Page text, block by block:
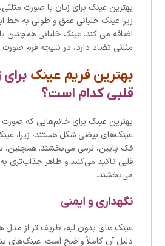
بهترین عینک برای زنان با صورت
زیرا عینک خلبانی عمق و طولی به خط
اضافه می کند. عینک خلبانی همچنین
مثلثی تضاد دارد، در نتیجه فرم
بهترین فریم عینک
قلبی کدام است؟
بهترین عینک برای خانم‌هایی که صورت
عینک‌های بیضی شکل هستند، زیرا،
فک پایین، نرمی می‌بخشند. همچنین،
قلبی تاکید می‌کنند و ظاهر جذاب‌تری
می‌بخشند.
نگهداری و ایمنی
عینک های بدون لبه، ظریف تر از مدل
دلیل آن کاملاً واضح است. عینک‌های